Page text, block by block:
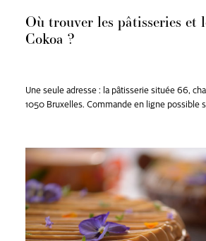
Où trouver les pâtisseries et
Cokoa ?
Une seule adresse : la pâtisserie située 66,
1050 Bruxelles. Commande en ligne possible